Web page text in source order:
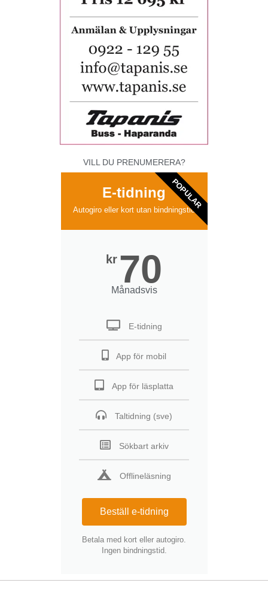
VILL DU PRENUMERERA?
E-tidning
Autogiro eller kort utan bindningstid
kr 70
Månadsvis
E-tidning
App för mobil
App för läsplatta
Taltidning (sve)
Sökbart arkiv
Offlineläsning
Beställ e-tidning
Betala med kort eller autogiro.
Ingen bindningstid.
POPULAR